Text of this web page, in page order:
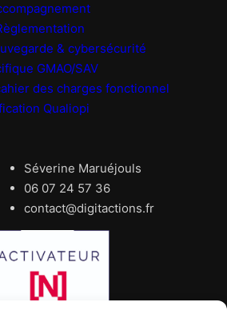
& cybersécurité
GMAO/SAV
des charges fonctionnel
Qualiopi
Séverine Maruéjouls
06 07 24 57 36
contact@digitactions.fr